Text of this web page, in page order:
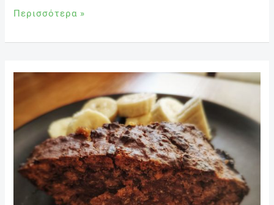
Περισσότερα »
Μπανανόψωμο
αλλιώς
(Banana
Bread)